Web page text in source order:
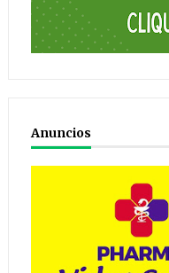
Anuncios